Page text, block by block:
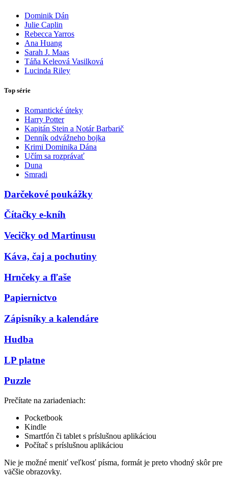
Dominik Dán
Julie Caplin
Rebecca Yarros
Ana Huang
Sarah J. Maas
Táňa Keleová Vasilková
Lucinda Riley
Top série
Romantické úteky
Harry Potter
Kapitán Stein a Notár Barbarič
Denník odvážneho bojka
Krimi Dominika Dána
Učím sa rozprávať
Duna
Smradi
Darčekové poukážky
Čítačky e-kníh
Vecičky od Martinusu
Káva, čaj a pochutiny
Hrnčeky a fľaše
Papiernictvo
Zápisníky a kalendáre
Hudba
LP platne
Puzzle
Prečítate na zariadeniach:
Pocketbook
Kindle
Smartfón či tablet s príslušnou aplikáciou
Počítač s príslušnou aplikáciou
Nie je možné meniť veľkosť písma, formát je preto vhodný skôr pre
väčšie obrazovky.